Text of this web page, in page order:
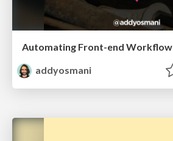
Automating Front-end Workflow
addyosmani